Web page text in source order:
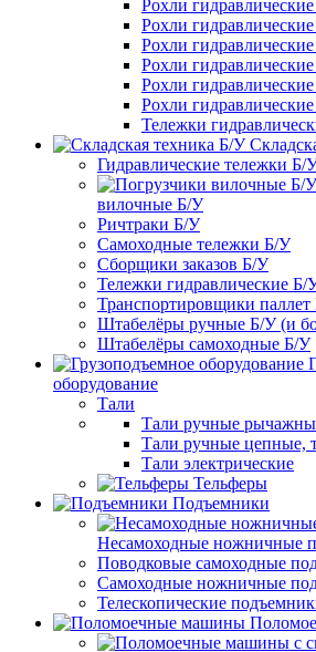
Рохли
Рохли
Рохли
Рохли
Рохли
Рохли
Тележки
Гидравлические тележки Б/
вилочные Б/У
Ричтраки Б/У
Самоходные тележки Б/У
Сборщики заказов Б/У
Тележки гидравлические Б/
Транспортировщики
Штабелёры ручные Б/У (и
Штабелёры самоходные Б/У
оборудование
Тали
Тали ручные
Тали ручные цепные,
Тали электрические
Тельферы
Подъемники
Несамоходные ножничные
Поводковые самоходные
Самоходные ножничные
Телескопические